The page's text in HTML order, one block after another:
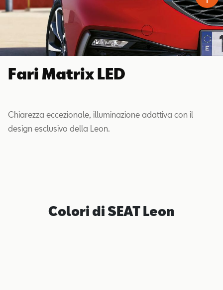
Fari Matrix LED
Chiarezza eccezionale, illuminazione adattiva con il
design esclusivo della Leon.
Colori di SEAT Leon